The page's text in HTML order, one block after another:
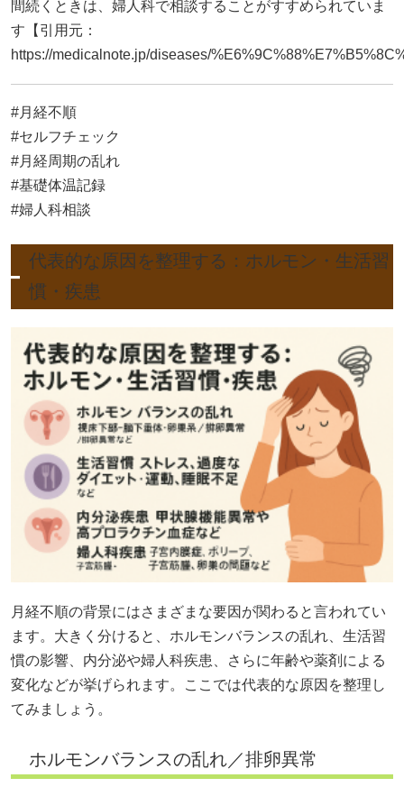
間続くときは、婦人科で相談することがすすめられていま
す【引用元：
https://medicalnote.jp/diseases/
#月経不順
#セルフチェック
#月経周期の乱れ
#基礎体温記録
#婦人科相談
代表的な原因を整理する：ホルモン・生活習
慣・疾患
月経不順の背景にはさまざまな要因が関わると言われてい
ます。大きく分けると、ホルモンバランスの乱れ、生活習
慣の影響、内分泌や婦人科疾患、さらに年齢や薬剤による
変化などが挙げられます。ここでは代表的な原因を整理し
てみましょう。
ホルモンバランスの乱れ／排卵異常